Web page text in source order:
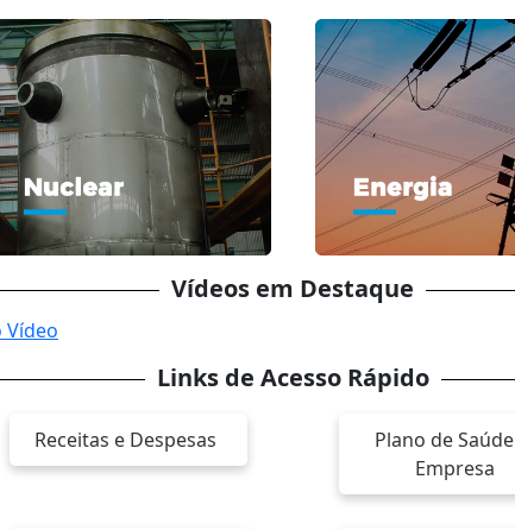
Vídeos em Destaque
Links de Acesso Rápido
Receitas e Despesas
Plano de
Empresa